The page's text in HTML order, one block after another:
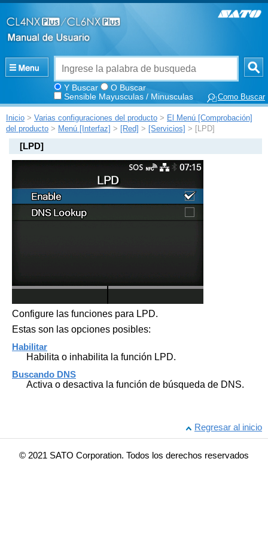
Y Buscar
O Buscar
Sensible Mayusculas / Minusculas
Como Buscar
Inicio > Varias configuraciones del producto > El Menú [Comprobación]
del producto > Menú [Interfaz] > [Red] > [Servicios] > [LPD]
[LPD]
Configure las funciones para LPD.
Estas son las opciones posibles:
Habilitar
Habilita o inhabilita la función LPD.
Buscando DNS
Activa o desactiva la función de búsqueda de DNS.
Regresar al inicio
© 2021 SATO Corporation. Todos los derechos reservados